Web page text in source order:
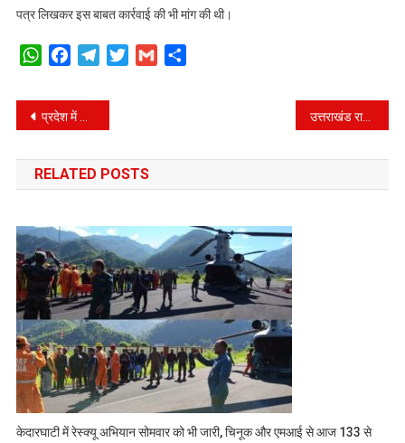
पत्र लिखकर इस बाबत कार्रवाई की भी मांग की थी।
WhatsAppFacebookTelegramTwitterGmail
Post
navigation
प्रदेश में कोरोना संक्रमण के साथ डेंगू रोग का खतरा, स्वास्थ्य महकमे ने जारी किया गाइडलाइन उत्तराखंड राज्य में कही घातक न बन जाए कावड़, कोरोना और डेंगू का कॉम्बिनेशन
RELATED POSTS
केदारघाटी में रेस्क्यू अभियान सोमवार को भी जारी, चिनूक और एमआई से आज 133 से